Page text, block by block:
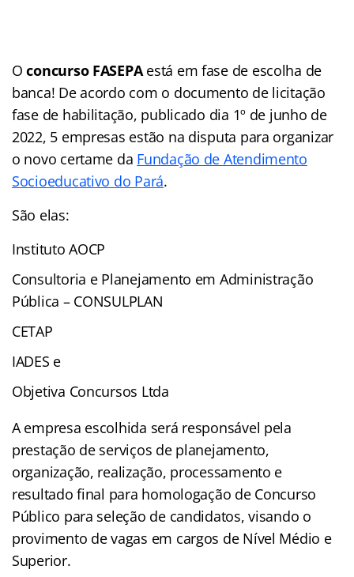
Oconcurso FASEPAestá em fase de escolha de
banca! De acordo com o documento de licitação
fase de habilitação, publicado dia 1º de junho de
2022, 5 empresas estão na disputa para organizar
o novo certame da Fundação de Atendimento
Socioeducativo do Pará.
São elas:
Instituto AOCP
Consultoria e Planejamento em Administração
Pública – CONSULPLAN
CETAP
IADES e
Objetiva Concursos Ltda
A empresa escolhida será responsável pela
prestação de serviços de planejamento,
organização, realização, processamento e
resultado final para homologação de Concurso
Público para seleção de candidatos, visando o
provimento de vagas em cargos de Nível Médio e
Superior.